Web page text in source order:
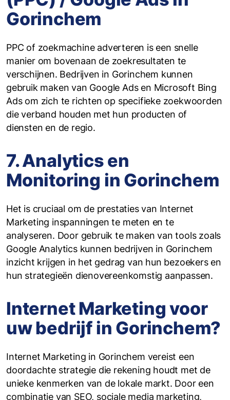
Gorinchem
PPC of zoekmachine adverteren is een snelle
manier om bovenaan de zoekresultaten te
verschijnen. Bedrijven in Gorinchem kunnen
gebruik maken van Google Ads en Microsoft Bing
Ads om zich te richten op specifieke zoekwoorden
die verband houden met hun producten of
diensten en de regio.
7. Analytics en
Monitoring in Gorinchem
Het is cruciaal om de prestaties van Internet
Marketing inspanningen te meten en te
analyseren. Door gebruik te maken van tools zoals
Google Analytics kunnen bedrijven in Gorinchem
inzicht krijgen in het gedrag van hun bezoekers en
hun strategieën dienovereenkomstig aanpassen.
Internet Marketing voor
uw bedrijf in Gorinchem?
Internet Marketing in Gorinchem vereist een
doordachte strategie die rekening houdt met de
unieke kenmerken van de lokale markt. Door een
combinatie van SEO, sociale media marketing,